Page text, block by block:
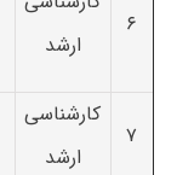
۶
ارشد
۷
کارشناسی
ارشد